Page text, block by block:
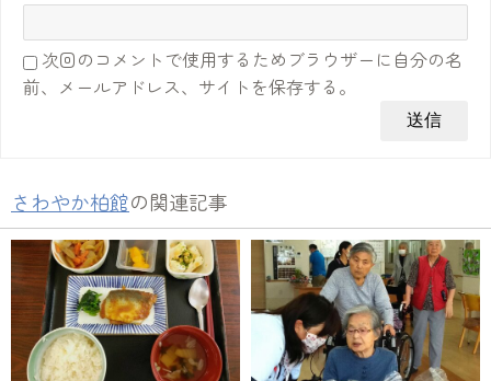
次回のコメントで使用するためブラウザーに自分の名
前、メールアドレス、サイトを保存する。
さわやか柏館の関連記事